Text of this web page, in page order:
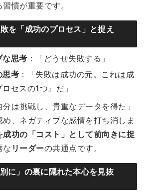
慣が重要です。
を「成功のプロセス」と捉え
な思考 ：「どうせ失敗する」
思考 ：「失敗は成功の元。これは成
セスの1つ』だ」
は挑戦し、貴重なデータを得た」
め、ネガティブな感情を打ち消しま
成功の「コスト」として前向きに捉
な リーダーの共通点です。
に」の裏に隠れた本心を見抜